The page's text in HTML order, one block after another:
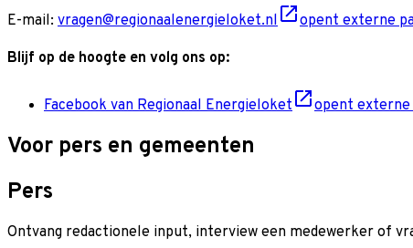
E-mail: vragen@regionaalenergieloket.nl opent externe
Blijf op de hoogte en volg ons op:
Facebook van Regionaal Energieloket opent externe
Voor pers en gemeenten
Pers
Ontvang redactionele input, interview een medewerker of